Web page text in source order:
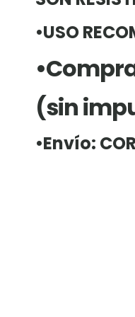
•USO
(sin
•Envío: